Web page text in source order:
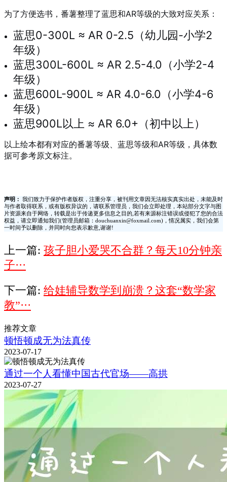
为了方便选书，番薯整理了蓝思和AR等级的大致对应关系：
蓝思0-300L ≈ AR 0-2.5（幼儿园-小学2
年级）
蓝思300L-600L ≈ AR 2.5-4.0（小学2-4
年级）
蓝思600L-900L ≈ AR 4.0-6.0（小学4-6
年级）
蓝思900L以上 ≈ AR 6.0+（初中以上）
以上绘本都有对应的番薯等级、蓝思等级和AR等级，具体数
据可参考原文标注。
声明：
我们致力于保护作者版权，注重分享，被刊用文章因无法核实真实出处，未能及时
与作者取得联系，或有版权异议的，请联系管理员，我们会立即处理，本站部分文字与图
片资源来自于网络，转载是出于传递更多信息之目的,若有来源标注错误或侵犯了您的合法
权益，请立即通知我们(管理员邮箱：douchuanxin@foxmail.com)，情况属实，我们会第
一时间予以删除，并同时向您表示歉意,谢谢!
上一篇: 孩子胆小爱哭不合群？每天10分钟亲
子···
下一篇: 给娃辅导数学到崩溃？这套“数学家
教”···
推荐文章
顿悟顿成无为法真传
2023-07-17
通过一个人看懂中国古代官场——高拱
2023-07-27